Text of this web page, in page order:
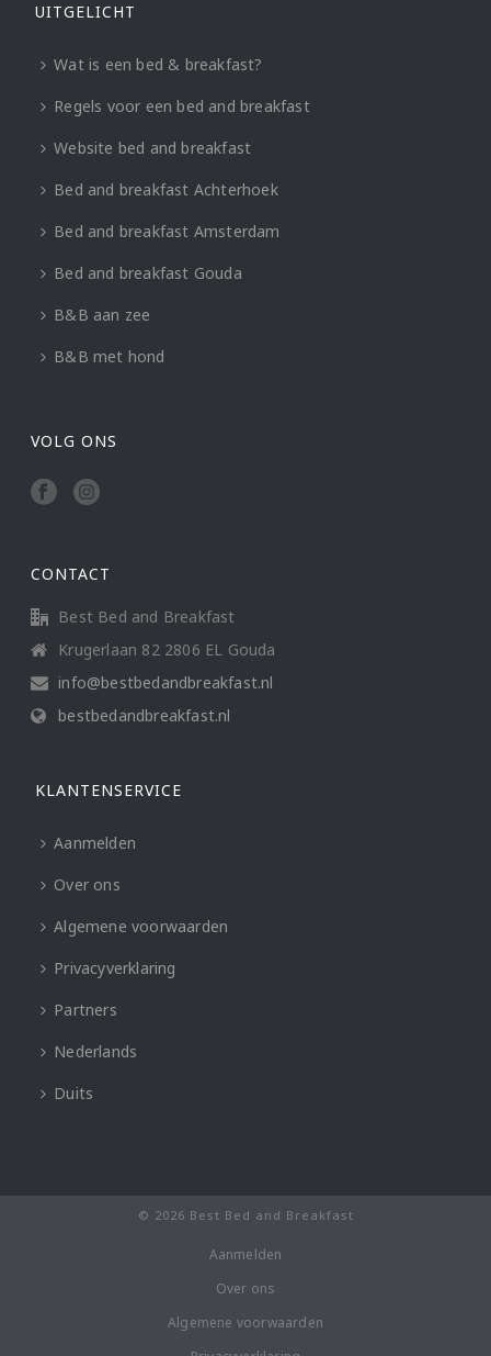
UITGELICHT
Wat is een bed & breakfast?
Regels voor een bed and breakfast
Website bed and breakfast
Bed and breakfast Achterhoek
Bed and breakfast Amsterdam
Bed and breakfast Gouda
B&B aan zee
B&B met hond
VOLG ONS
CONTACT
Best Bed and Breakfast
Krugerlaan 82 2806 EL Gouda
info@bestbedandbreakfast.nl
bestbedandbreakfast.nl
KLANTENSERVICE
Aanmelden
Over ons
Algemene voorwaarden
Privacyverklaring
Partners
Nederlands
Duits
© 2026 Best Bed and Breakfast
Aanmelden
Over ons
Algemene voorwaarden